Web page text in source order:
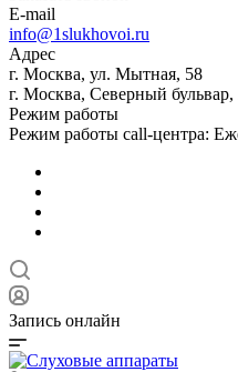
E-mail
info@1slukhovoi.ru
Адрес
г. Москва, ул. Мытная, 58
г. Москва, Северный бульвар,
Режим работы
Режим работы call-центра:
Запись онлайн